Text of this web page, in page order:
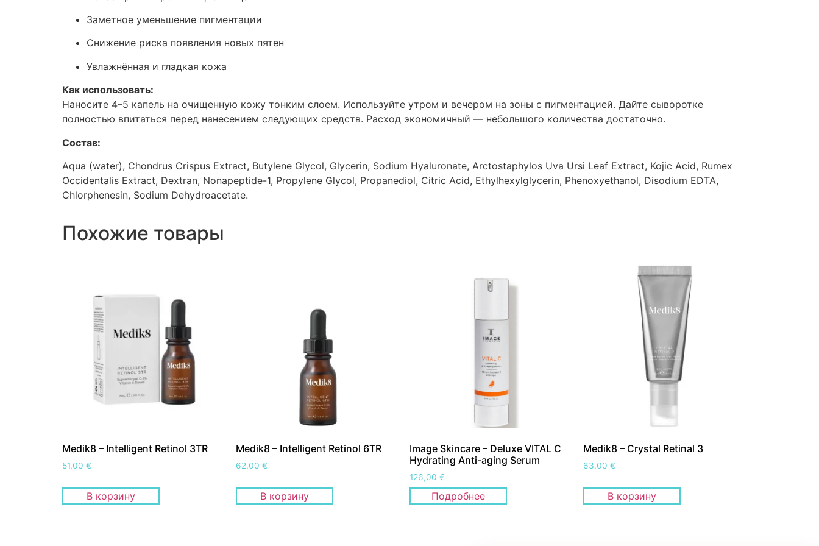
Заметное уменьшение пигментации
Снижение риска появления новых пятен
Увлажнённая и гладкая кожа
Как использовать:
Наносите 4–5 капель на очищенную кожу тонким слоем. Используйте утром и вечером на зоны с пигментацией. Дайте сыворотке
полностью впитаться перед нанесением следующих средств. Расход экономичный — небольшого количества достаточно.
Состав:
Aqua (water), Chondrus Crispus Extract, Butylene Glycol, Glycerin, Sodium Hyaluronate, Arctostaphylos Uva Ursi Leaf Extract, Kojic Acid, Rumex
Occidentalis Extract, Dextran, Nonapeptide-1, Propylene Glycol, Propanediol, Citric Acid, Ethylhexylglycerin, Phenoxyethanol, Disodium EDTA,
Chlorphenesin, Sodium Dehydroacetate.
Похожие товары
Medik8 – Intelligent Retinol 3TR
51,00 €
В корзину
Medik8 – Intelligent Retinol 6TR
62,00 €
В корзину
Image Skincare – Deluxe VITAL C
Hydrating Anti-aging Serum
126,00 €
Подробнее
Medik8 – Crystal Retinal 3
63,00 €
В корзину